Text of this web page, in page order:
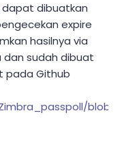
dibuatkan
expire
hasilnya via
sudah dibuat
pada Github
blob/